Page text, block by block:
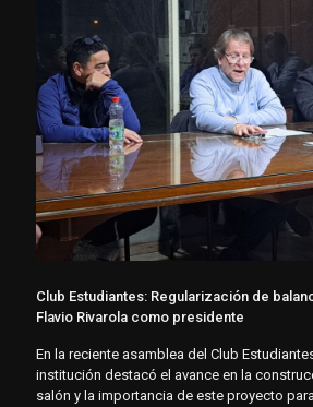
Club Estudiantes: Regularización de
Flavio Rivarola como presidente
En la reciente asamblea del Club
institución destacó el avance en la
salón y la importancia de este proyecto